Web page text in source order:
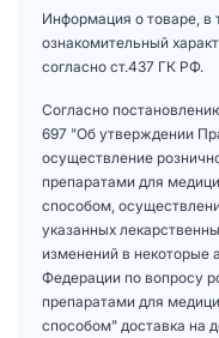
Информация о товаре, в
ознакомительный
согласно ст.437 ГК РФ.
Согласно
697 "Об утверждении
осуществление
препаратами для
способом,
указанных
изменений в некоторые
Федерации по вопросу
препаратами для
способом" доставка на